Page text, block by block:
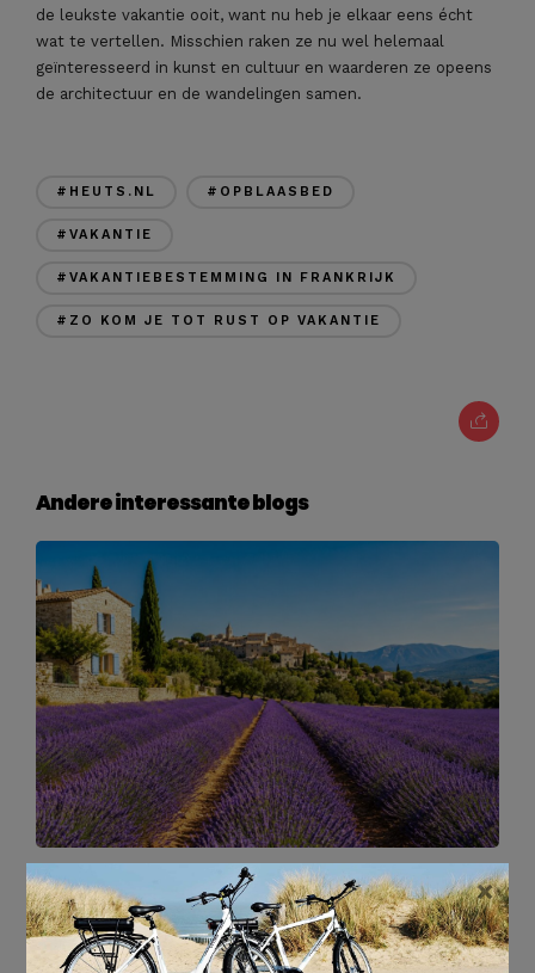
de leukste vakantie ooit, want nu heb je elkaar eens écht
wat te vertellen. Misschien raken ze nu wel helemaal
geïnteresseerd in kunst en cultuur en waarderen ze opeens
de architectuur en de wandelingen samen.
#HEUTS.NL #OPBLAASBED
#VAKANTIE
#VAKANTIEBESTEMMING IN FRANKRIJK
#ZO KOM JE TOT RUST OP VAKANTIE
Andere interessante blogs
6 JULI 2026
Ontdek de Mooiste Lavendelroutes in de Provence
tijdens de Zomer
×